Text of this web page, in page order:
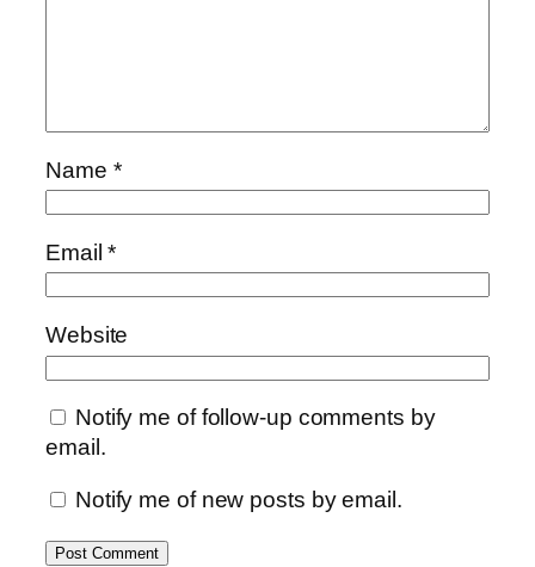
Name *
Email*
Website
Notify me of follow-up comments by
email.
Notify me of new posts by email.